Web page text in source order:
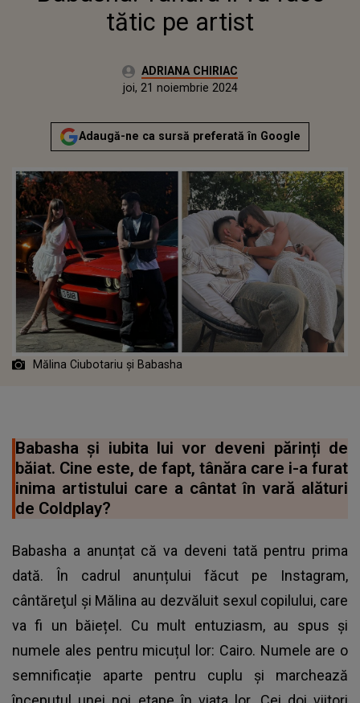
tătic pe artist
Autor:ADRIANA CHIRIAC
joi, 21 noiembrie 2024Actualizat:
joi, 21 noiembrie 2024
Adaugă-ne ca sursă preferată în Google
Mălina Ciubotariu și Babasha
Babasha și iubita lui vor deveni părinți de
băiat. Cine este, de fapt, tânăra care i-a furat
inima artistului care a cântat în vară alături
de Coldplay?
Babasha a anunțat că va deveni tată pentru prima
dată. În cadrul anunțului făcut pe Instagram,
cântăreţul și Mălina au dezvăluit sexul copilului, care
va fi un băiețel. Cu mult entuziasm, au spus și
numele ales pentru micuțul lor: Cairo. Numele are o
semnificație aparte pentru cuplu și marchează